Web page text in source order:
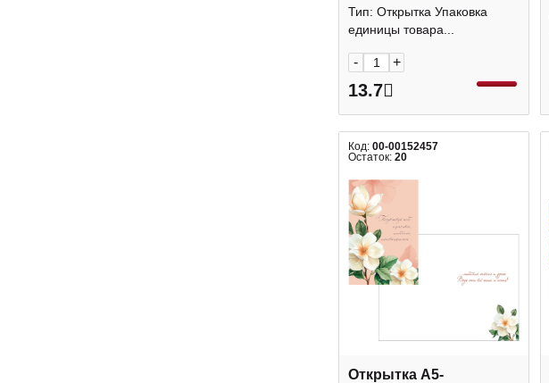
Тип: Открытка Упаковка
единицы товара...
- +
13.7
Код: 00-00152457
Остаток: 20
Открытка А5-